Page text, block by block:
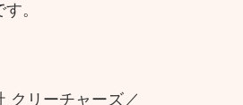
。
クリーチャーズ／